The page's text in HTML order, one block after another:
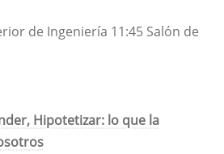
de Ingeniería​ 11:45 Salón de
Hipotetizar: lo que la